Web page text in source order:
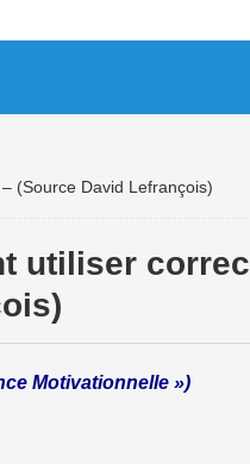
(Source David Lefrançois)
utiliser
Motivationnelle »)